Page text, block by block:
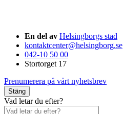
En del av Helsingborgs stad
kontaktcenter@helsingborg.se
042-10 50 00
Stortorget 17
Prenumerera på vårt nyhetsbrev
Stäng
Vad letar du efter?